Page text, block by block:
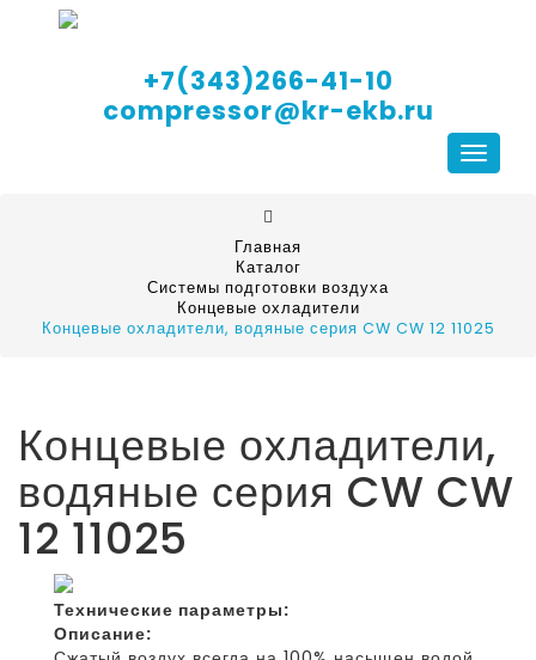
+7(343)266-41-10
compressor@kr-ekb.ru
Главная
Каталог
Системы подготовки воздуха
Концевые охладители
Концевые охладители, водяные серия CW CW 12 11025
Концевые охладители,
водяные серия CW CW
12 11025
Технические параметры:
Описание: